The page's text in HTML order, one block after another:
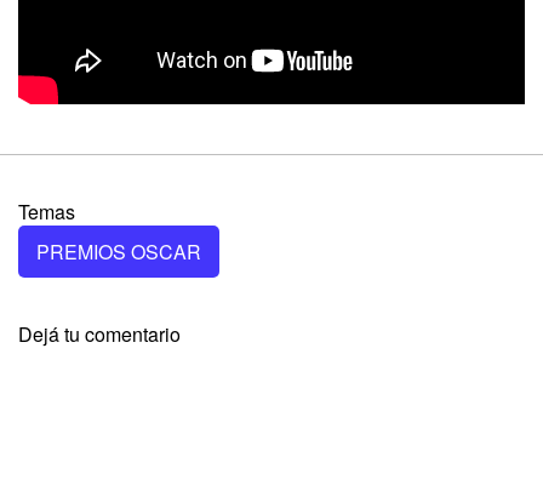
Temas
PREMIOS OSCAR
Dejá tu comentario